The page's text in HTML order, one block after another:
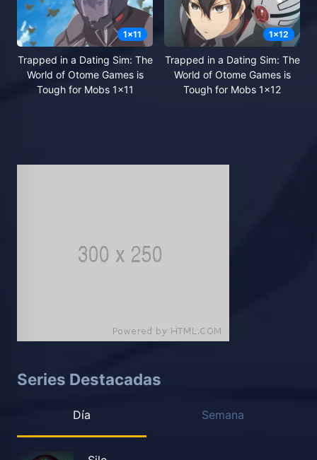
1x11
Trapped in a Dating Sim: The
World of Otome Games is
Tough for Mobs 1x11
1x12
Trapped in a Dating Sim: The
World of Otome Games is
Tough for Mobs 1x12
Series Destacadas
Día Semana